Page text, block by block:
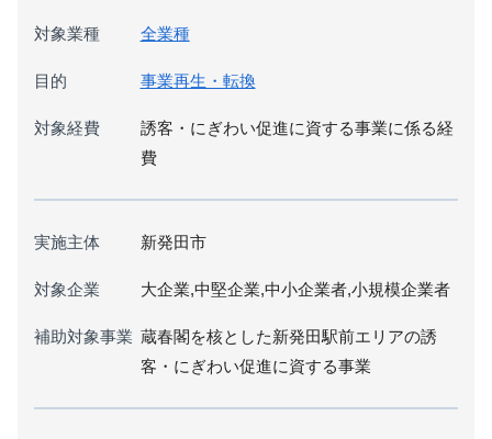
対象業種 全業種
目的 事業再生・転換
対象経費
誘客・にぎわい促進に資する事業に係る経
費
実施主体 新発田市
対象企業 大企業,中堅企業,中小企業者,小規模企業者
補助対象事業 蔵春閣を核とした新発田駅前エリアの誘
客・にぎわい促進に資する事業